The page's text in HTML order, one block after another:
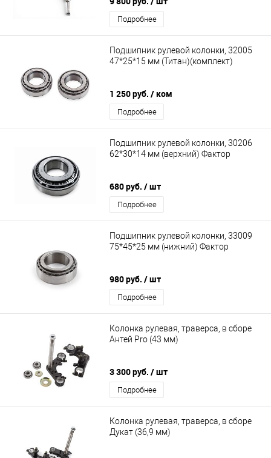
Подробнее
Подшипник рулевой колонки, 32005
47*25*15 мм (Титан)(комплект)
1 250 руб. / ком
Подробнее
Подшипник рулевой колонки, 30206
62*30*14 мм (верхний) Фактор
680 руб. / шт
Подробнее
Подшипник рулевой колонки, 33009
75*45*25 мм (нижний) Фактор
980 руб. / шт
Подробнее
Колонка рулевая, траверса, в сборе
Антей Pro (43 мм)
3 300 руб. / шт
Подробнее
Колонка рулевая, траверса, в сборе
Дукат (36,9 мм)